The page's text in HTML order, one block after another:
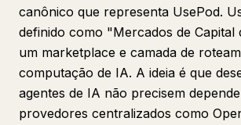
canônico que representa UsePod.
definido como "Mercados de Capital
um marketplace e camada de
computação de IA. A ideia é que
agentes de IA não precisem
provedores centralizados como